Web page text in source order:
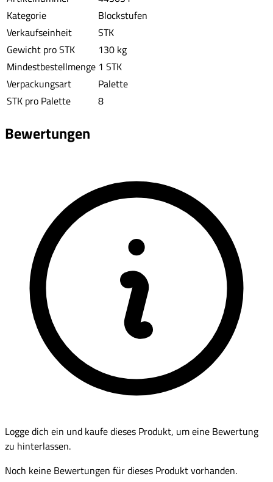
Kategorie
Blockstufen
Verkaufseinheit
STK
Gewicht pro STK
130 kg
Mindestbestellmenge 1 STK
Verpackungsart
Palette
STK pro Palette
8
Bewertungen
Logge dich ein und kaufe dieses Produkt, um eine Bewertung
zu hinterlassen.
Noch keine Bewertungen für dieses Produkt vorhanden.